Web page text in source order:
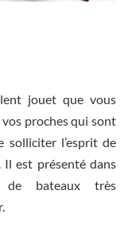
jouet que vous
proches qui sont
solliciter l’esprit de
Il est présenté dans
de bateaux très